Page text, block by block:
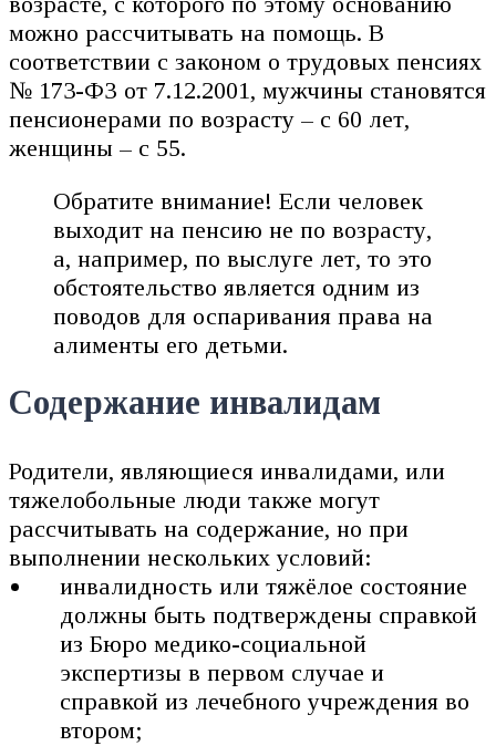
можно рассчитывать на помощь. В
соответствии с законом о трудовых пенсиях
№ 173-ФЗ от 7.12.2001, мужчины становятся
пенсионерами по возрасту – с 60 лет,
женщины – с 55.
Обратите внимание! Если человек
выходит на пенсию не по возрасту,
а, например, по выслуге лет, то это
обстоятельство является одним из
поводов для оспаривания права на
алименты его детьми.
Содержание инвалидам
Родители, являющиеся инвалидами, или
тяжелобольные люди также могут
рассчитывать на содержание, но при
выполнении нескольких условий:
инвалидность или тяжёлое состояние
должны быть подтверждены справкой
из Бюро медико-социальной
экспертизы в первом случае и
справкой из лечебного учреждения во
втором;